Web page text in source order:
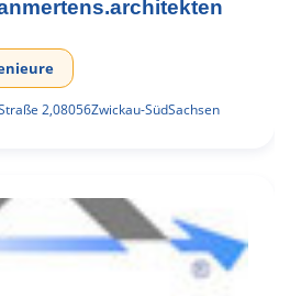
2,08056Zwickau-SüdSachsen